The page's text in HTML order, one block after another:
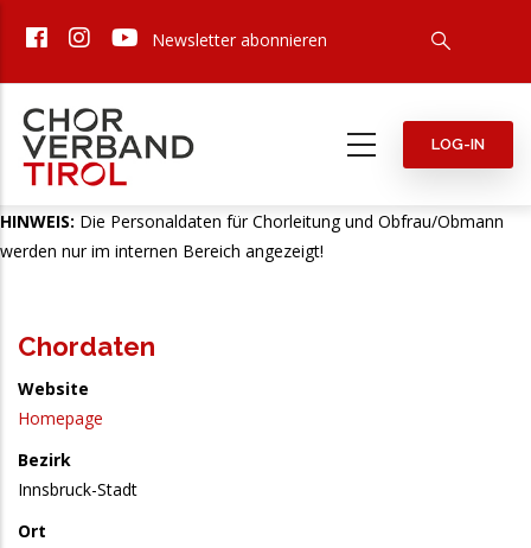
zum
Newsletter abonnieren
LOG-IN
HINWEIS: Die Personaldaten für Chorleitung und Obfrau/Obmann
werden nur im internen Bereich angezeigt!
Chordaten
Website
Homepage
Bezirk
Innsbruck-Stadt
Ort